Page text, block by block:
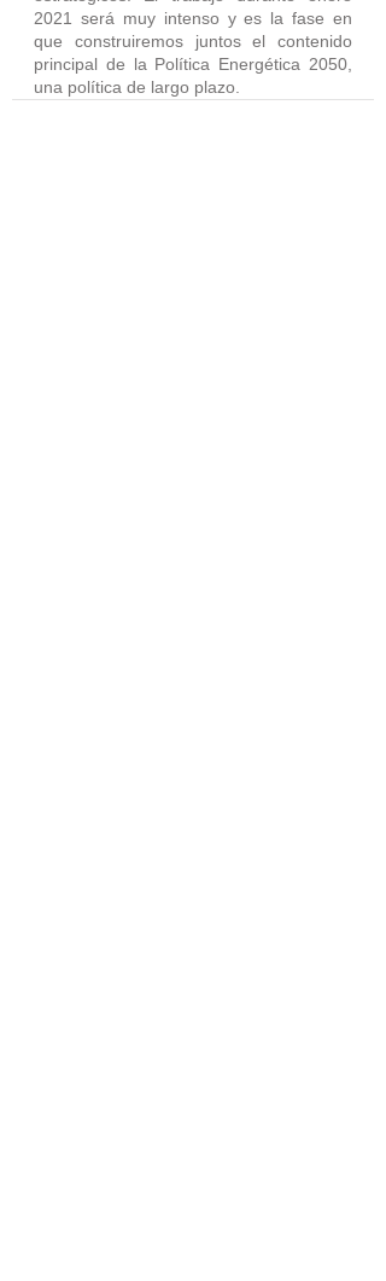
2021 será muy intenso y es la fase en
que construiremos juntos el contenido
principal de la Política Energética 2050,
una política de largo plazo.